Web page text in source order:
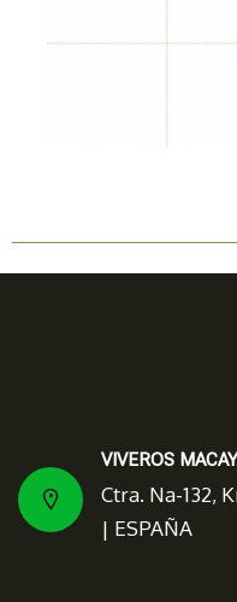
VIVEROS
Ctra. Na-132,
| ESPAÑA